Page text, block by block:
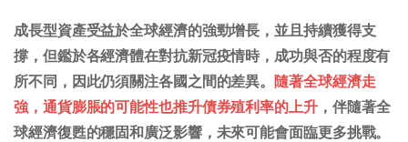
成長型資產受益於全球經濟的強勁增長，並且持續獲得支
撐，但鑑於各經濟體在對抗新冠疫情時，成功與否的程度有
所不同，因此仍須關注各國之間的差異。
隨著全球經濟走
強，通貨膨脹的可能性也推升債券殖利率的上升，伴隨著全
球經濟復甦的穩固和廣泛影響，未來可能會面臨更多挑戰。